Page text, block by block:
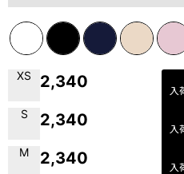
XS 2,340 入
S 2,340 入
M 2,340 入